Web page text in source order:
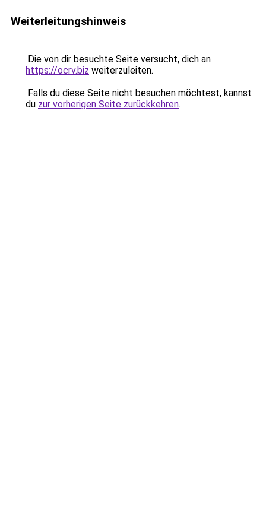
Weiterleitungshinweis
Die von dir besuchte Seite versucht, dich an
https://ocrv.biz weiterzuleiten.
Falls du diese Seite nicht besuchen möchtest, kannst
du zur vorherigen Seite zurückkehren.